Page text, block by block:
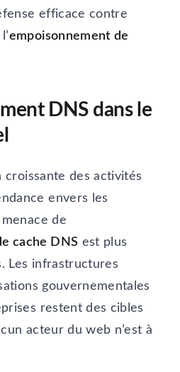
efficace contre
empoisonnement de
DNS dans le
croissante des activités
envers les
de
cache DNS est plus
Les infrastructures
gouvernementales
restent des cibles
acteur du web n’est à